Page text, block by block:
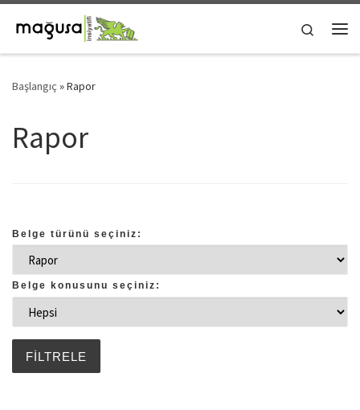
Skip to content
Search
Başlangıç »Rapor
Rapor
Belge türünü seçiniz:
Belge konusunu seçiniz: